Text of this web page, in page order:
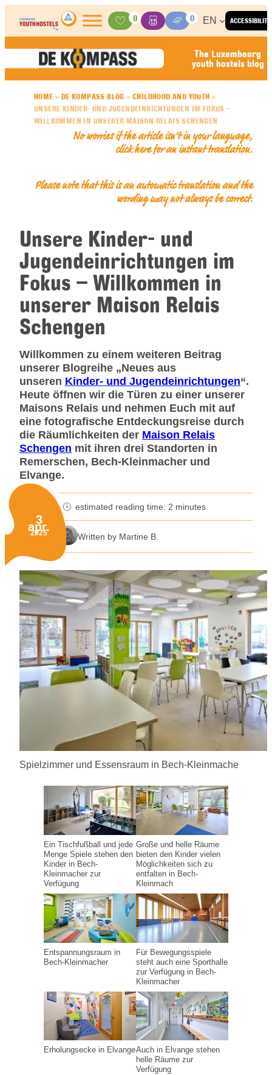
Skip to content
ACCESSIBILITY
Activities
0
BasketMedia Center
0 EN
The Luxembourg
youth hostels blog
HOME » DE KOMPASS BLOG »CHILDHOOD AND YOUTH »
UNSERE KINDER- UND JUGENDEINRICHTUNGEN IM FOKUS –
WILLKOMMEN IN UNSERER MAISON RELAIS SCHENGEN
No worries if the article isn’t in your language,
click here for an instant translation.
Please note that this is an automatic translation and the
wording may not always be correct.
Unsere Kinder- und
Jugendeinrichtungen im
Fokus – Willkommen in
unserer Maison Relais
Schengen
Willkommen zu einem weiteren Beitrag
unserer Blogreihe „Neues aus
unseren Kinder- und Jugendeinrichtungen“.
Heute öffnen wir die Türen zu einer unserer
Maisons Relais und nehmen Euch mit auf
eine fotografische Entdeckungsreise durch
die Räumlichkeiten der Maison Relais
Schengen mit ihren drei Standorten in
Remerschen, Bech-Kleinmacher und
Elvange.
Published on:
3
apr.
2025
minutes reading time
estimated reading time: 2 minutes
Written by Martine B.
Spielzimmer und Essensraum in Bech-Kleinmache
Ein Tischfußball und jede
Menge Spiele stehen den
Kinder in Bech-
Kleinmacher zur
Verfügung
Große und helle Räume
bieten den Kinder vielen
Möglichkeiten sich zu
entfalten in Bech-
Kleinmach
Entspannungsraum in
Bech-Kleinmacher
Für Bewegungsspiele
steht auch eine Sporthalle
zur Verfügung in Bech-
Kleinmacher
Erholungsecke in ElvangeAuch in Elvange stehen
helle Räume zur
Verfügung